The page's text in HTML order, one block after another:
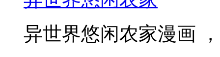
异世界悠闲农家漫画